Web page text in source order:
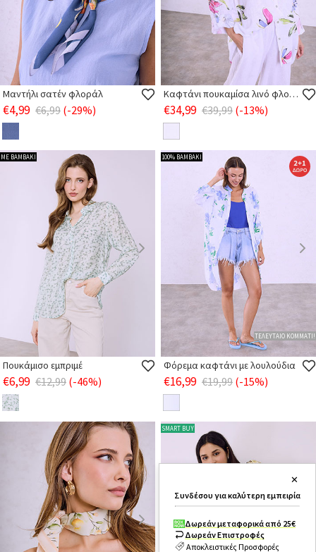
Μαντήλι σατέν φλοράλ
€4,99 €6,99 (-29%)
Καφτάνι πουκαμίσα λινό φλοράλ
€34,99 €39,99 (-13%)
ΜΕ ΒΑΜΒΑΚΙ
Πουκάμισο εμπριμέ
€6,99 €12,99 (-46%)
100% ΒΑΜΒΑΚΙ
ΤΕΛΕΥΤΑΙΟ ΚΟΜΜΑΤΙ!
Φόρεμα καφτάνι με λουλούδια
€16,99 €19,99 (-15%)
SMART BUY
✕
Συνδέσου για καλύτερη εμπειρία
Δωρεάν μεταφορικά από 25€
Δωρεάν Επιστροφές
Αποκλειστικές Προσφορές